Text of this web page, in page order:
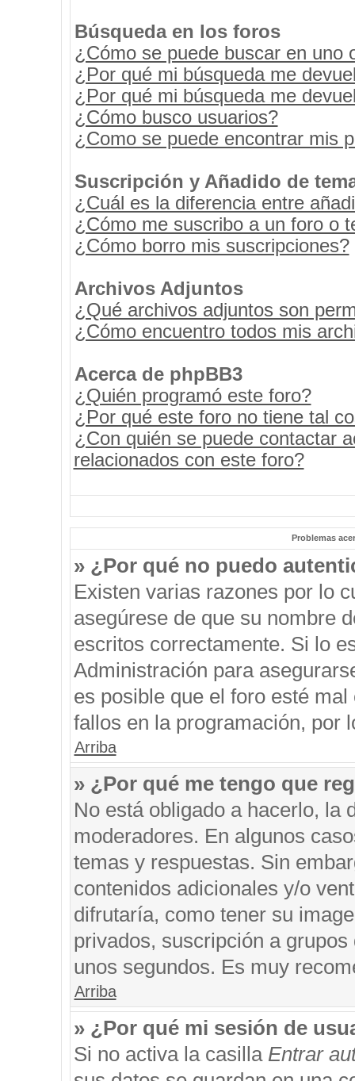
Búsqueda en los foros
¿Cómo se puede buscar en uno
¿Por qué mi búsqueda me
¿Por qué mi búsqueda me
¿Cómo busco usuarios?
¿Como se puede encontrar mis
Suscripción y Añadido de
¿Cuál es la diferencia entre
¿Cómo me suscribo a un foro o
¿Cómo borro mis suscripciones?
Archivos Adjuntos
¿Qué archivos adjuntos son
¿Cómo encuentro todos mis
Acerca de phpBB3
¿Quién programó este foro?
¿Por qué este foro no tiene tal
¿Con quién se puede contactar
relacionados con este foro?
Problemas
» ¿Por qué no puedo
Existen varias razones por lo
asegúrese de que su nombre
escritos correctamente. Si lo
Administración para
es posible que el foro esté
fallos en la programación, por
Arriba
» ¿Por qué me tengo que
No está obligado a hacerlo, la
moderadores. En algunos
temas y respuestas. Sin
contenidos adicionales y/o
difrutaría, como tener su
privados, suscripción a
unos segundos. Es muy
Arriba
» ¿Por qué mi sesión de
Si no activa la casilla Entrar